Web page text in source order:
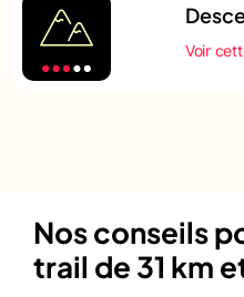
Voir
Nos conseils
trail de 31 km